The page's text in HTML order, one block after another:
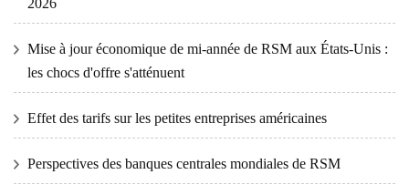
2026
Mise à jour économique de mi-année de RSM aux États-Unis :
les chocs d'offre s'atténuent
Effet des tarifs sur les petites entreprises américaines
Perspectives des banques centrales mondiales de RSM